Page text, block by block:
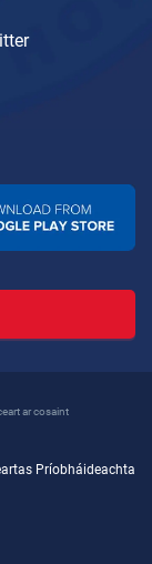
ar cosaint
Príobháideachta